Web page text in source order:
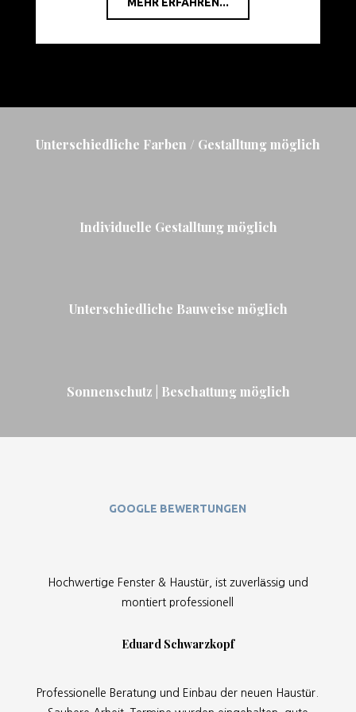
Unterschiedliche Farben / Gestalltung möglich
Individuelle Gestalltung möglich
Unterschiedliche Bauweise möglich
Sonnenschutz | Beschattung möglich
GOOGLE BEWERTUNGEN
Hochwertige Fenster & Haustür, ist zuverlässig und
montiert professionell
Eduard Schwarzkopf
Professionelle Beratung und Einbau der neuen Haustür.